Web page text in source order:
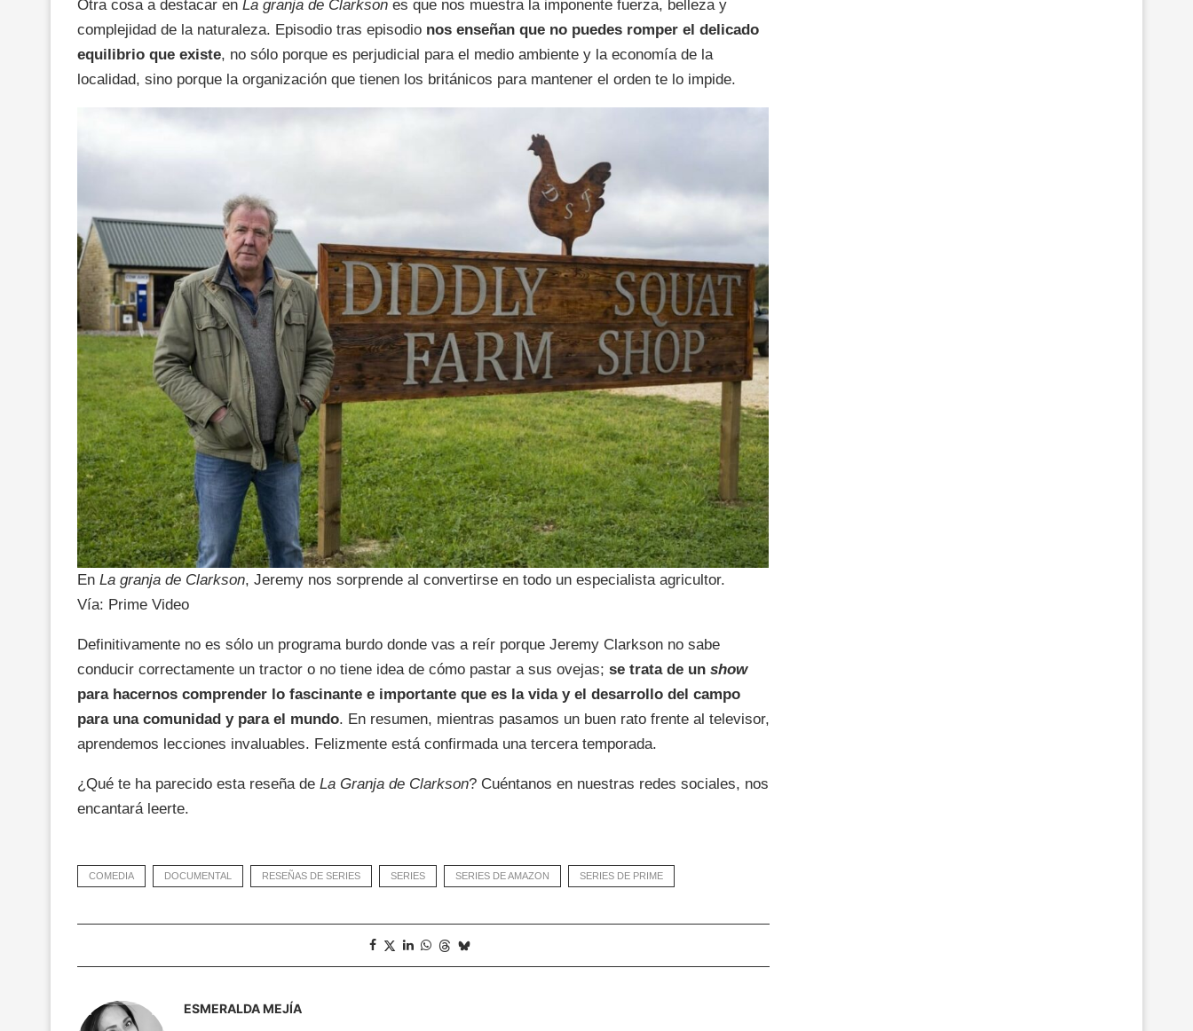
Otra cosa a destacar en La granja de Clarkson es que nos muestra la imponente fuerza, belleza y
complejidad de la naturaleza. Episodio tras episodio nos enseñan que no puedes romper el delicado
equilibrio que existe, no sólo porque es perjudicial para el medio ambiente y la economía de la
localidad, sino porque la organización que tienen los británicos para mantener el orden te lo impide.
EnLa granja de Clarkson, Jeremy nos sorprende al convertirse en todo un especialista agricultor.
Vía: Prime Video
Definitivamente no es sólo un programa burdo donde vas a reír porque Jeremy Clarkson no sabe
conducir correctamente un tractor o no tiene idea de cómo pastar a sus ovejas; se trata de un show
para hacernos comprender lo fascinante e importante que es la vida y el desarrollo del campo
para una comunidad y para el mundo. En resumen, mientras pasamos un buen rato frente al televisor,
aprendemos lecciones invaluables. Felizmente está confirmada una tercera temporada.
¿Qué te ha parecido esta reseña de La Granja de Clarkson? Cuéntanos en nuestras redes sociales, nos
encantará leerte.
COMEDIA DOCUMENTAL RESEÑAS DE SERIES SERIES SERIES DE AMAZON SERIES DE PRIME
ESMERALDA MEJÍA